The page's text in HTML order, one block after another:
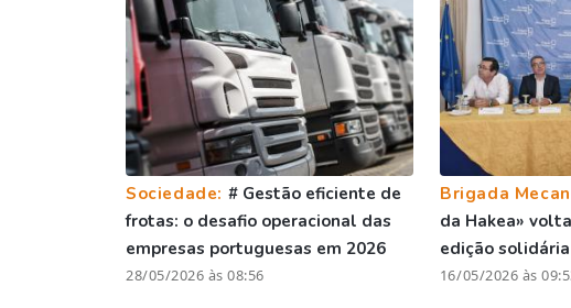
Sociedade: # Gestão eficiente de
frotas: o desafio operacional das
empresas portuguesas em 2026
28/05/2026 às 08:56
Brigada
da Hakea»
edição
16/05/2026 às